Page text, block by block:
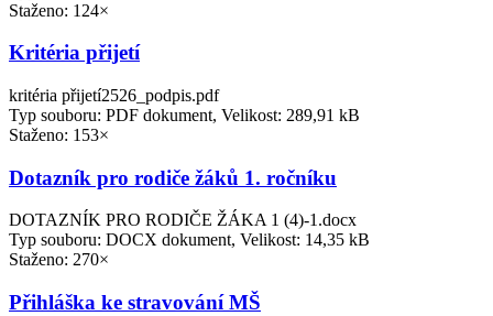
Staženo: 124×
Kritéria přijetí
kritéria přijetí2526_podpis.pdf
Typ souboru: PDF dokument, Velikost: 289,91 kB
Staženo: 153×
Dotazník pro rodiče žáků 1. ročníku
DOTAZNÍK PRO RODIČE ŽÁKA 1 (4)-1.docx
Typ souboru: DOCX dokument, Velikost: 14,35 kB
Staženo: 270×
Přihláška ke stravování MŠ